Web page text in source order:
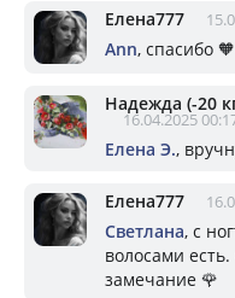
Елена777
Ann, спасибо
Надежда (-20
16.04.2025
Елена Э.,
Елена777
Светлана, с
волосами
замечание 🌹